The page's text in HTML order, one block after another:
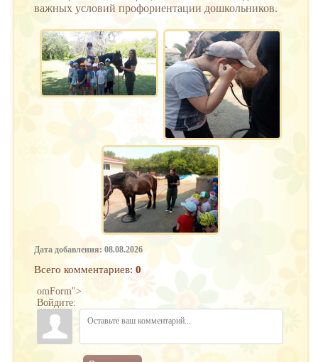
важных условий профориентации дошкольников.
Дата добавления: 08.08.2026
Всего комментариев: 0
omForm">
Войдите: